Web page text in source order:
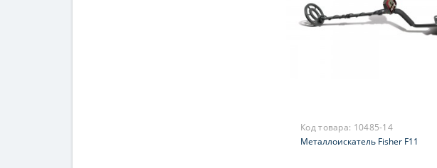
Код товара: 10485-14
Металлоискатель Fisher F11